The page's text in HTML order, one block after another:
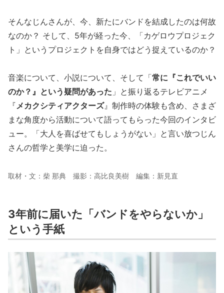
そんなじんさんが、今、新たにバンドを結成したのは何故
なのか？ そして、5年が経った今、「カゲロウプロジェク
ト」というプロジェクトを自身ではどう捉えているのか？
音楽について、小説について、そして「常に『これでいい
のか？』という疑問があった 」と振り返るテレビアニメ
『メカクシティアクターズ』制作時の体験も含め、さまざ
まな角度から活動について語ってもらった今回のインタビ
ュー。「大人を喜ばせてもしょうがない」と言い放つじん
さんの哲学と美学に迫った。
取材・文：柴 那典 撮影：高比良美樹 編集：新見直
3年前に届いた「バンドをやらないか」
という手紙